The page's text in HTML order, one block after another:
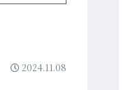
2024.11.08